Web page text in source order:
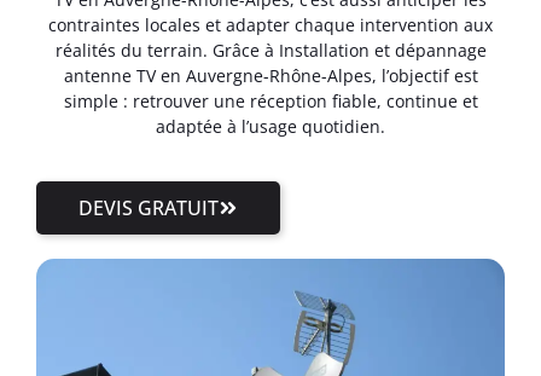
contraintes locales et adapter chaque intervention aux
réalités du terrain. Grâce à Installation et dépannage
antenne TV en Auvergne-Rhône-Alpes, l’objectif est
simple : retrouver une réception fiable, continue et
adaptée à l’usage quotidien.
DEVIS GRATUIT